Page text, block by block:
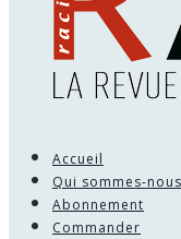
Accueil
Qui sommes-
Abonnement
Commander